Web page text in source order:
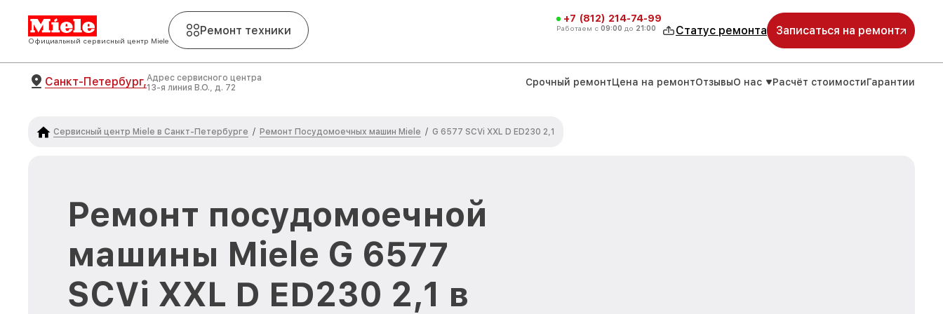
Официальный сервисный центр Miele
Ремонт техники
+7 (812) 214-74-99
Работаем с 09:00 до 21:00 Статус ремонта Записаться на ремонт
Санкт-Петербург,Адрес сервисного центра
13-я линия В.О., д. 72
Срочный ремонтЦена на ремонтОтзывыО нас Расчёт стоимостиГарантии
Сервисный центр Miele в Санкт-Петербурге / Ремонт Посудомоечных машин Miele / G 6577 SCVi XXL D ED230 2,1
Ремонт посудомоечной
машины Miele G 6577
SCVi XXL D ED230 2,1 в